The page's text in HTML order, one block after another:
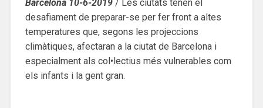
Barcelona 10-6-2019 / Les ciutats tenen el
desafiament de preparar-se per fer front a altes
temperatures que, segons les projeccions
climàtiques, afectaran a la ciutat de Barcelona i
especialment als col•lectius més vulnerables com
els infants i la gent gran.